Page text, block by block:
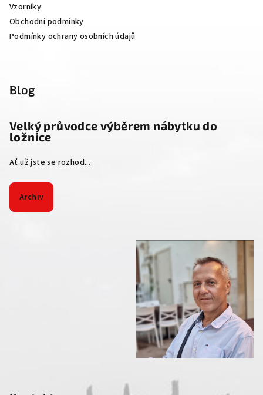
Vzorníky
Obchodní podmínky
Podmínky ochrany osobních údajů
Blog
Velký průvodce výběrem nábytku do
ložnice
Ať už jste se rozhod...
Archiv